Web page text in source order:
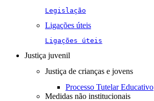
Legislação
Ligações úteis
Ligações úteis
Justiça juvenil
Justiça de crianças e jovens
Processo Tutelar Educativo
Medidas não institucionais